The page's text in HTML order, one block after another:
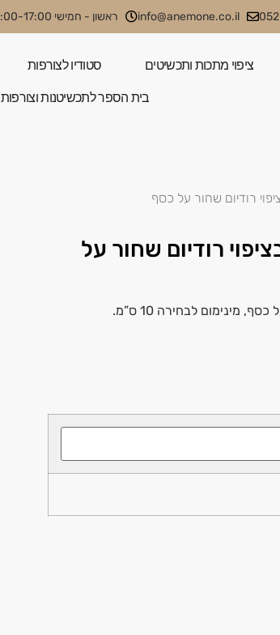
info@anemone.co.il ראשון - חמישי 08:00-17:00
ציפוי מתכות ותכשיטים סטודיו לצורפות
בית הספר לתכשיטנות וצורפות
3×4 מ”מ בציפוי רודיום שחור על